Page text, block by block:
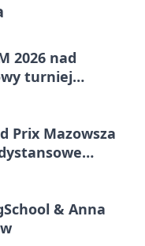
2026 nad
turniej
Prix Mazowsza
& Anna